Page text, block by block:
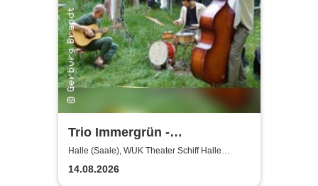
Trio Immergrün -
Jazzkollektiv
Sommerkollektion
Halle (Saale), WUK Theater Schiff Halle
(Saale)
14.08.2026